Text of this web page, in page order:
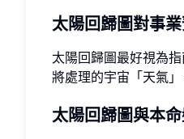
太陽回歸圖對事
太陽回歸圖最好視為
將處理的宇宙「天氣
太陽回歸圖與本